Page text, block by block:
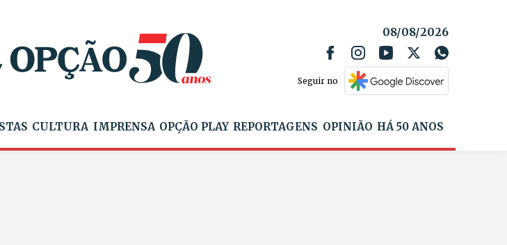
08/08/2026
Seguir no
CULTURA IMPRENSA OPÇÃO PLAY REPORTAGENS OPINIÃO HÁ 50 ANOS